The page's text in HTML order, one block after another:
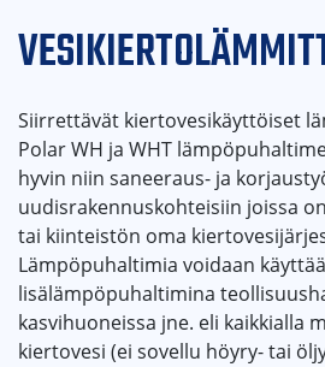
Siirrettävät kiertovesikäyttöiset
Polar WH ja WHT
hyvin niin saneeraus- ja
uudisrakennuskohteisiin joissa
tai kiinteistön oma
Lämpöpuhaltimia voidaan käyttää
lisälämpöpuhaltimina
kasvihuoneissa jne. eli kaikkialla
kiertovesi (ei sovellu höyry- tai